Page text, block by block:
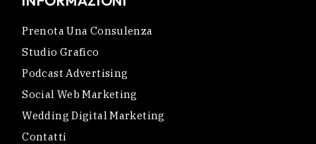
Prenota Una Consulenza
Studio Grafico
Podcast Advertising
Social Web Marketing
Wedding Digital Marketing
Contatti